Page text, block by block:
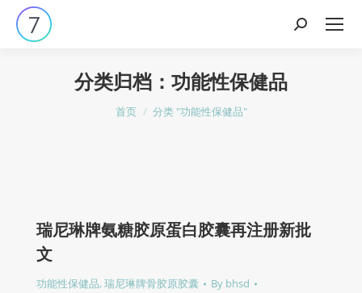
搜
分类归档： 功能性保健品
您在这里：
首页 分类 "功能性保健品"
瑞尼琳牌氨糖胶原蛋白胶囊再注册新批
文
功能性保健品, 瑞尼琳牌骨胶原胶囊 By bhsd